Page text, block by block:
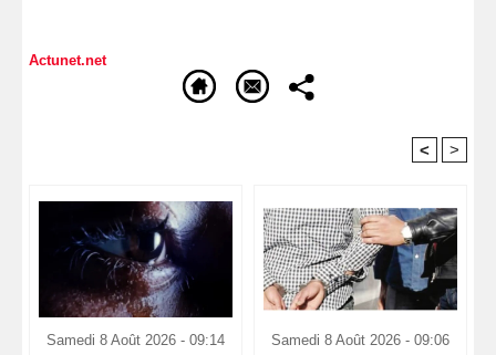
Actunet.net
< >
Samedi 8 Août 2026 - 09:14 Samedi 8 Août 2026 - 09:06